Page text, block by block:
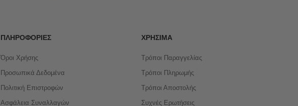
ΠΛΗΡΟΦΟΡΊΕΣ
Όροι Χρήσης
Προσωπικά Δεδομένα
Πολιτική Επιστροφών
Ασφάλεια Συναλλαγών
ΧΡΉΣΙΜΑ
Τρόποι Παραγγελίας
Τρόποι Πληρωμής
Τρόποι Αποστολής
Συχνές Ερωτήσεις